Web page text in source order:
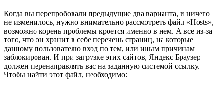
Когда вы перепробовали предыдущие два варианта, и ничего
не изменилось, нужно внимательно рассмотреть файл «Hosts»,
возможно корень проблемы кроется именно в нем. А все из-за
того, что он хранит в себе перечень страниц, на которые
данному пользователю вход по тем, или иным причинам
заблокирован. И при загрузке этих сайтов, Яндекс Браузер
должен перенаправлять вас на заданную системой ссылку.
Чтобы найти этот файл, необходимо: